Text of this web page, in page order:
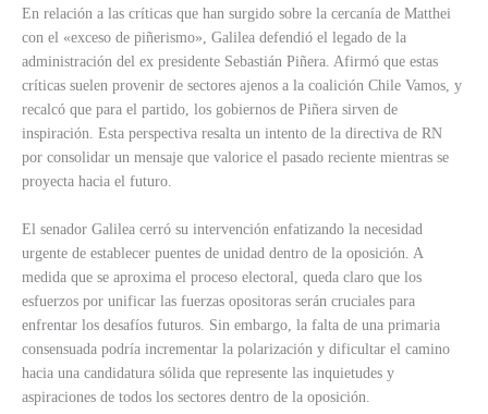
En relación a las críticas que han surgido sobre la cercanía de Matthei
con el «exceso de piñerismo», Galilea defendió el legado de la
administración del ex presidente Sebastián Piñera. Afirmó que estas
críticas suelen provenir de sectores ajenos a la coalición Chile Vamos, y
recalcó que para el partido, los gobiernos de Piñera sirven de
inspiración. Esta perspectiva resalta un intento de la directiva de RN
por consolidar un mensaje que valorice el pasado reciente mientras se
proyecta hacia el futuro.
El senador Galilea cerró su intervención enfatizando la necesidad
urgente de establecer puentes de unidad dentro de la oposición. A
medida que se aproxima el proceso electoral, queda claro que los
esfuerzos por unificar las fuerzas opositoras serán cruciales para
enfrentar los desafíos futuros. Sin embargo, la falta de una primaria
consensuada podría incrementar la polarización y dificultar el camino
hacia una candidatura sólida que represente las inquietudes y
aspiraciones de todos los sectores dentro de la oposición.